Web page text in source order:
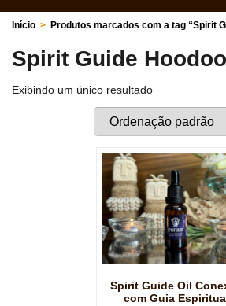
Início > Produtos marcados com a tag “Spirit
Spirit Guide
Exibindo um único resultado
Spirit Guide Oil
com Guia